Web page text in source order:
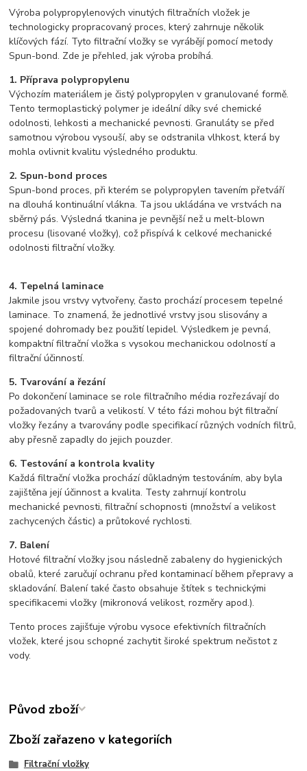
Výroba polypropylenových vinutých filtračních vložek je
technologicky propracovaný proces, který zahrnuje několik
klíčových fází. Tyto filtrační vložky se vyrábějí pomocí metody
Spun-bond. Zde je přehled, jak výroba probíhá.
1. Příprava polypropylenu
Výchozím materiálem je čistý polypropylen v granulované formě.
Tento termoplastický polymer je ideální díky své chemické
odolnosti, lehkosti a mechanické pevnosti. Granuláty se před
samotnou výrobou vysouší, aby se odstranila vlhkost, která by
mohla ovlivnit kvalitu výsledného produktu.
2. Spun-bond proces
Spun-bond proces, při kterém se polypropylen tavením přetváří
na dlouhá kontinuální vlákna. Ta jsou ukládána ve vrstvách na
sběrný pás. Výsledná tkanina je pevnější než u melt-blown
procesu (lisované vložky), což přispívá k celkové mechanické
odolnosti filtrační vložky.
4. Tepelná laminace
Jakmile jsou vrstvy vytvořeny, často prochází procesem tepelné
laminace. To znamená, že jednotlivé vrstvy jsou slisovány a
spojené dohromady bez použití lepidel. Výsledkem je pevná,
kompaktní filtrační vložka s vysokou mechanickou odolností a
filtrační účinností.
5. Tvarování a řezání
Po dokončení laminace se role filtračního média rozřezávají do
požadovaných tvarů a velikostí. V této fázi mohou být filtrační
vložky řezány a tvarovány podle specifikací různých vodních filtrů,
aby přesně zapadly do jejich pouzder.
6. Testování a kontrola kvality
Každá filtrační vložka prochází důkladným testováním, aby byla
zajištěna její účinnost a kvalita. Testy zahrnují kontrolu
mechanické pevnosti, filtrační schopnosti (množství a velikost
zachycených částic) a průtokové rychlosti.
7. Balení
Hotové filtrační vložky jsou následně zabaleny do hygienických
obalů, které zaručují ochranu před kontaminací během přepravy a
skladování. Balení také často obsahuje štítek s technickými
specifikacemi vložky (mikronová velikost, rozměry apod.).
Tento proces zajišťuje výrobu vysoce efektivních filtračních
vložek, které jsou schopné zachytit široké spektrum nečistot z
vody.
Původ zboží
Zboží zařazeno v kategoriích
Filtrační vložky